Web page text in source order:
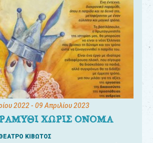
2022- 09 Απριλίου 2023
ΧΩΡΙΣ ΟΝΟΜΑ
ΚΙΒΩΤΟΣ